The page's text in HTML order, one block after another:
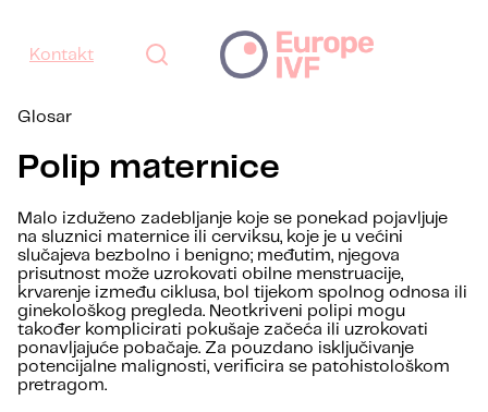
Kontakt
Glosar
Polip maternice
Malo izduženo zadebljanje koje se ponekad pojavljuje
na sluznici maternice ili cerviksu, koje je u većini
slučajeva bezbolno i benigno; međutim, njegova
prisutnost može uzrokovati obilne menstruacije,
krvarenje između ciklusa, bol tijekom spolnog odnosa ili
ginekološkog pregleda. Neotkriveni polipi mogu
također komplicirati pokušaje začeća ili uzrokovati
ponavljajuće pobačaje. Za pouzdano isključivanje
potencijalne malignosti, verificira se patohistološkom
pretragom.